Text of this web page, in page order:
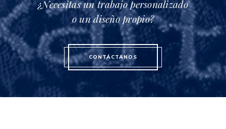
¿Necesitas un trabajo personalizado
o un diseño propio?
CONTÁCTANOS